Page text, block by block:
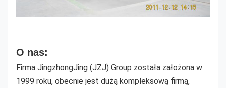
O nas:
Firma JingzhongJing (JZJ) Group została założona w
1999 roku, obecnie jest dużą kompleksową firmą,